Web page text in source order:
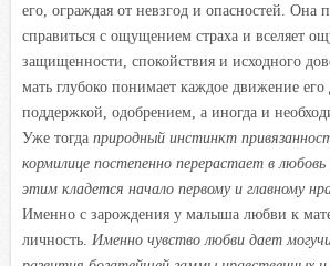
его, ограждая от невзгод и опасностей. Она
справиться с ощущением страха и вселяет
защищенности, спокойствия и исходного
мать глубоко понимает каждое движение
поддержкой, одобрением, а иногда и
Уже тогда природный инстинкт
кормилице постепенно перерастает в
этим кладется начало первому и главному
Именно с зарождения у малыша любви к
личность. Именно чувство любви дает